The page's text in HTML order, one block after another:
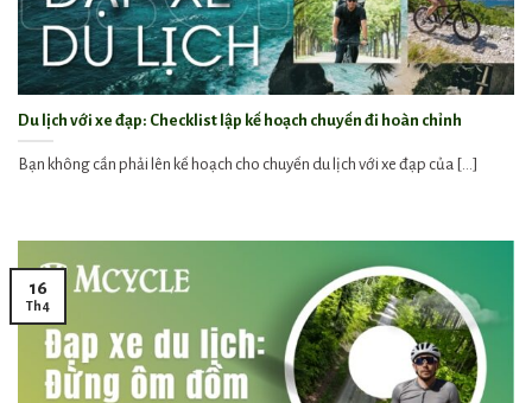
Du lịch với xe đạp: Checklist lập kế hoạch chuyến đi hoàn chỉnh
Bạn không cần phải lên kế hoạch cho chuyến du lịch với xe đạp của [...]
16
Th4